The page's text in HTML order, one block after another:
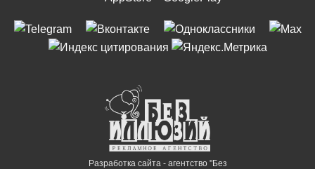
Разработка сайта - агентство "Без